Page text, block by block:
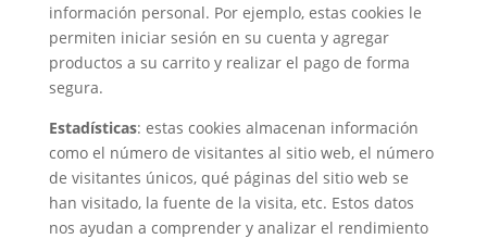
información personal. Por ejemplo, estas cookies le
permiten iniciar sesión en su cuenta y agregar
productos a su carrito y realizar el pago de forma
segura.
Estadísticas: estas cookies almacenan información
como el número de visitantes al sitio web, el número
de visitantes únicos, qué páginas del sitio web se
han visitado, la fuente de la visita, etc. Estos datos
nos ayudan a comprender y analizar el rendimiento